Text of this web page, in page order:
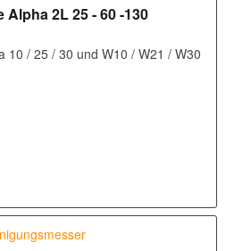
2L 25 - 60 -130
10 / 25 / 30 und W10 / W21 / W30